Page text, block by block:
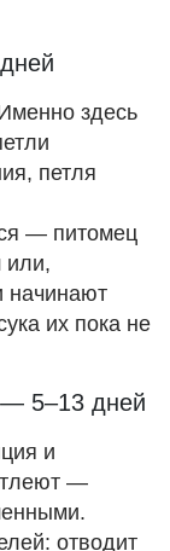
здесь
петля
— питомец
или,
начинают
их пока не
— 5–13 дней
и
—
отводит